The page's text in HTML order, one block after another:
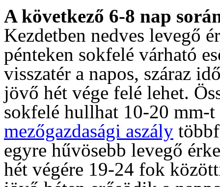
A következő 6-8 nap
Kezdetben nedves levegő
pénteken sokfelé várható
visszatér a napos, száraz
jövő hét vége felé lehet.
sokfelé hullhat 10-20 mm-
mezőgazdasági aszály
egyre hűvösebb levegő
hét végére 19-24 fok